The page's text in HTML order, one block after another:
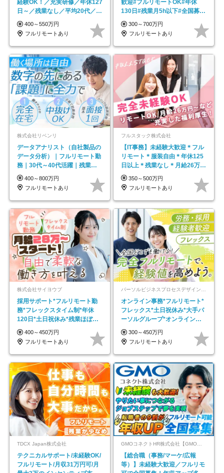
経験OK！／充実研修／年休127
日～／残業なし／平均20代／リ
モートOK
400～550万円
フルリモートあり
歓迎#フルリモートOK#年休
130日#残業月5h以下#全国募集
#最大1年の研修
300～700万円
フルリモートあり
株式会社リベンリ
データアナリスト（自社製品の
データ分析）｜フルリモート勤
務｜30代～40代活躍｜残業少
なめ｜子育て社員多数活躍
400～800万円
フルリモートあり
フルスタック株式会社
【IT事務】未経験大歓迎＊フル
リモート＊服装自由＊年休125
日以上＊残業なし＊月給26万円
以上
350～500万円
フルリモートあり
株式会社サイヨウブ
採用サポート*フルリモート勤
務*フレックスタイム制*年休
120日*土日祝休み*残業ほぼな
し*育児中社員8割以上
400～450万円
フルリモートあり
パーソルビジネスプロセスデザイン株式会社 事業開発本部
オンライン事務*フルリモート*
フレックス*土日祝休み*大手パ
ーソルグループ*オンライン面
接*30～40代活躍中
300～450万円
フルリモートあり
TDCX Japan株式会社
テクニカルサポート/未経験OK/
フルリモート/月収31万円可/月
GMOコネクトHR株式会社【GMOインターネットグループ】
【総合職（事務/マーケ/広報
等）】未経験大歓迎／フルリモ